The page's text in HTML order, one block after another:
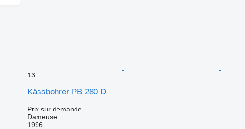
13
Kässbohrer PB 280 D
Prix sur demande
Dameuse
1996